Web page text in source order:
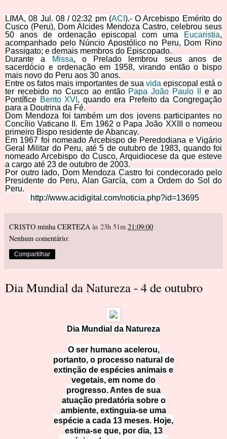
LIMA, 08 Jul. 08 / 02:32 pm (ACI ).- O Arcebispo Emérito do
Cusco (Peru), Dom Alcides Mendoza Castro, celebrou seus
50 anos de ordenação episcopal com uma
Eucaristia,
acompanhado pelo Núncio Apostólico no Peru, Dom Rino
Passigato; e demais membros do Episcopado.
Durante a
Missa, o Prelado lembrou seus anos de
sacerdócio e ordenação em 1958, virando então o bispo
mais novo do Peru aos 30 anos.
Entre os fatos mais importantes de sua vida episcopal está o
ter recebido no Cusco ao então Papa João Paulo II
e ao
Pontífice Bento XVI , quando era Prefeito da Congregação
para a Doutrina da Fé.
Dom Mendoza foi também um dos jovens participantes no
Concílio Vaticano II. Em 1962 o Papa João XXIII o nomeou
primeiro Bispo residente de Abancay.
Em 1967 foi nomeado Arcebispo de Peredodiana e Vigário
Geral Militar do Peru, até 5 de outubro de 1983, quando foi
nomeado Arcebispo do Cusco, Arquidiocese da que esteve
a cargo até 23 de outubro de 2003.
Por outro lado, Dom Mendoza Castro foi condecorado pelo
Presidente do Peru, Alan García, com a Ordem do Sol do
Peru.
http://www.acidigital.com/noticia.php?id=13695
CRISTO minha CERTEZA às 23h 51m 21:09:00
Nenhum comentário:
Compartilhar
Dia Mundial da Natureza - 4 de outubro
Dia Mundial da Natureza
O ser humano acelerou,
portanto, o processo natural de
extinção de espécies animais e
vegetais, em nome do
progresso. Antes de sua
atuação predatória sobre o
ambiente, extinguia-se uma
espécie a cada 13 meses. Hoje,
estima-se que, por dia, 13